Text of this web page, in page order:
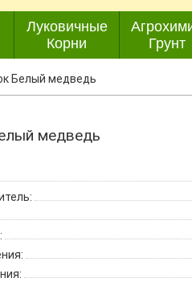
Луковичные
Корни
Грунт
Белый медведь
медведь